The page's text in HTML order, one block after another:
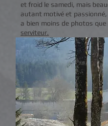
et froid le samedi, mais
autant motivé et passionné,
a bien moins de photos
serviteur.